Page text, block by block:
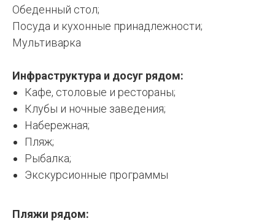
Обеденный стол;
Посуда и кухонные принадлежности;
Мультиварка
Инфраструктура и досуг рядом:
Кафе, столовые и рестораны;
Клубы и ночные заведения;
Набережная;
Пляж;
Рыбалка;
Экскурсионные программы
Пляжи рядом: